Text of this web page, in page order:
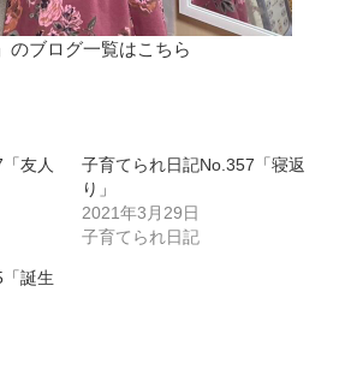
ブログ一覧はこちら
友人
子育てられ日記No.357「寝返
り」
2021年3月29日
子育てられ日記
誕生